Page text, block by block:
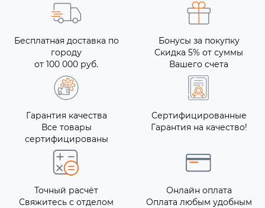
Бесплатная доставка по
городу
от 100 000 руб.
Бонусы за покупку
Скидка 5% от суммы
Вашего счета
Гарантия качества
Все товары
сертифицированы
Сертифицированные
Гарантия на качество!
Точный расчёт
Свяжитесь с отделом
Онлайн оплата
Оплата любым удобным